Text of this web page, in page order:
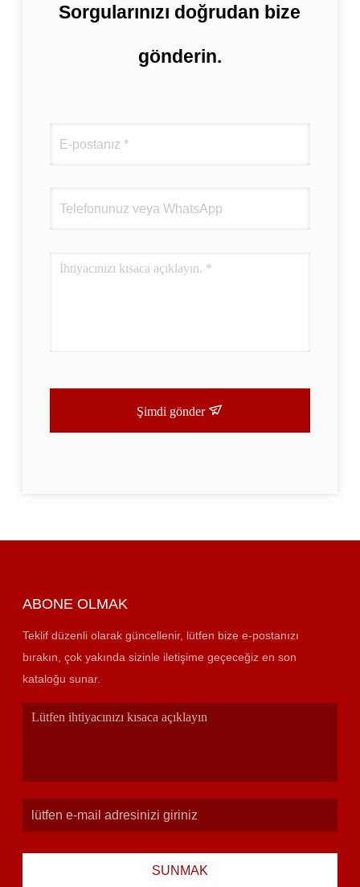
Sorgularınızı doğrudan bize
gönderin.
Şimdi gönder
ABONE OLMAK
Teklif düzenli olarak güncellenir, lütfen bize e-postanızı
bırakın, çok yakında sizinle iletişime geçeceğiz en son
kataloğu sunar.
SUNMAK